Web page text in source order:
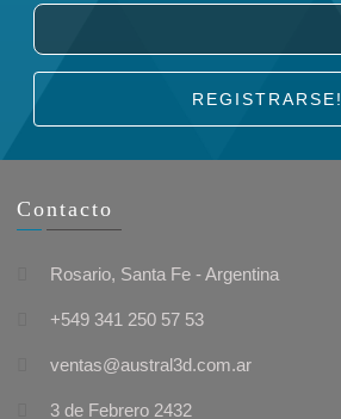
REGISTRARSE!
Contacto
Rosario, Santa Fe - Argentina
+549 341 250 57 53
ventas@austral3d.com.ar
3 de Febrero 2432